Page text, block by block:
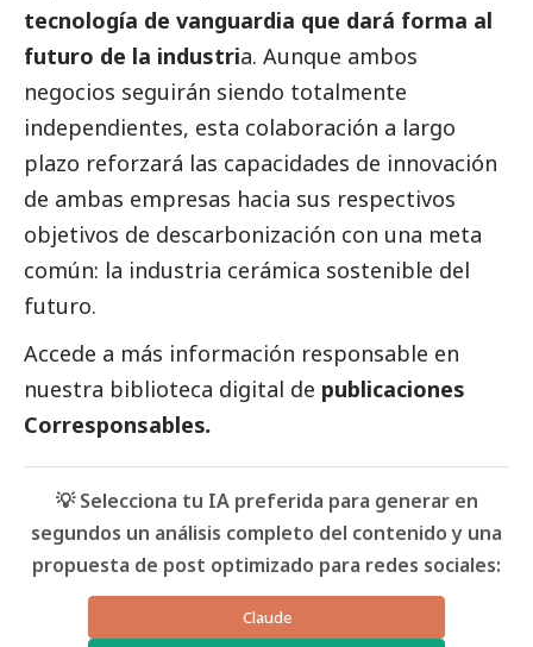
tecnología de vanguardia que dará forma al
futuro de la industria. Aunque ambos
negocios seguirán siendo totalmente
independientes, esta colaboración a largo
plazo reforzará las capacidades de innovación
de ambas empresas hacia sus respectivos
objetivos de descarbonización con una meta
común: la industria cerámica sostenible del
futuro.
Accede a más información responsable en
nuestra biblioteca digital de publicaciones
Corresponsables.
💡 Selecciona tu IA preferida para generar en
segundos un análisis completo del contenido y una
propuesta de post optimizado para redes sociales:
Claude